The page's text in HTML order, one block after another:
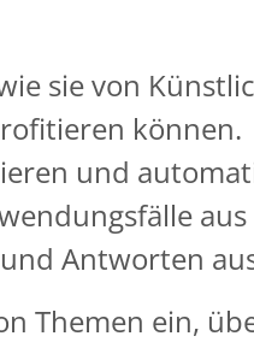
sie von
können.
und
Antworten
Themen ein,